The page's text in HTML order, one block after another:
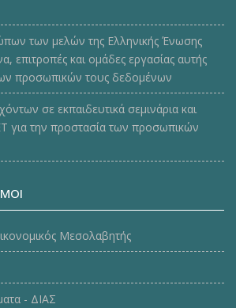
των μελών της Ελληνικής Ένωσης
επιτροπές και ομάδες εργασίας αυτής
προσωπικών τους δεδομένων
σε εκπαιδευτικά σεμινάρια και
για την προστασία των προσωπικών
Μεσολαβητής
- ΔΙΑΣ